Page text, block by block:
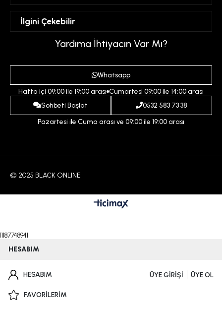
Hesabım
Favorilerim
Mesafeli Satış Sözleşmesi
Üyelik Sözleşmesi
Gizlilik ve Güvenlik Politikası
Ödeme ve Teslimat Koşulları
İptal ve İade Koşulları
İlgini Çekebilir
İndirim
Yardıma İhtiyacın Var Mı?
Whatsapp
Hafta içi 09:00 ile 19:00 arası Cumartesi 09:00 ile 14:00 arası
Sohbeti Başlat
0532 583 73 38
Pazartesi ile Cuma arası ve 09:00 ile 19:00 arası
© 2025 BLACK ONLINE
11187748941
HESABIM
HESABIM ÜYE GİRİŞİ ÜYE OL
FAVORİLERİM